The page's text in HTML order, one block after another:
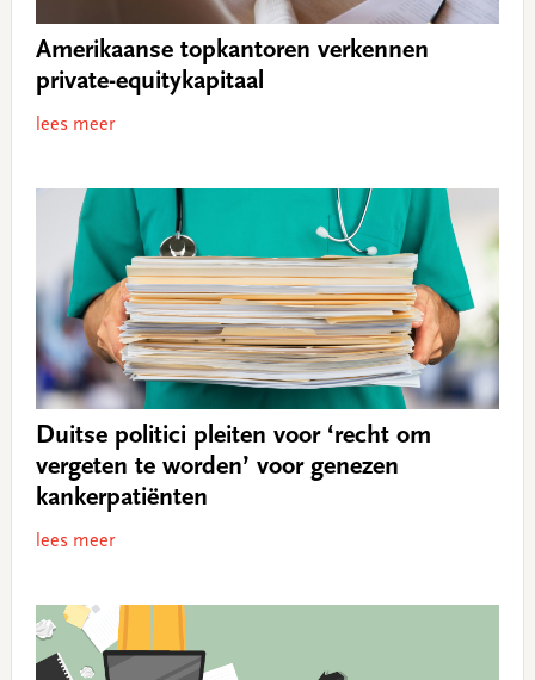
Amerikaanse topkantoren verkennen
private-equitykapitaal
lees meer
Duitse politici pleiten voor ‘recht om
vergeten te worden’ voor genezen
kankerpatiënten
lees meer